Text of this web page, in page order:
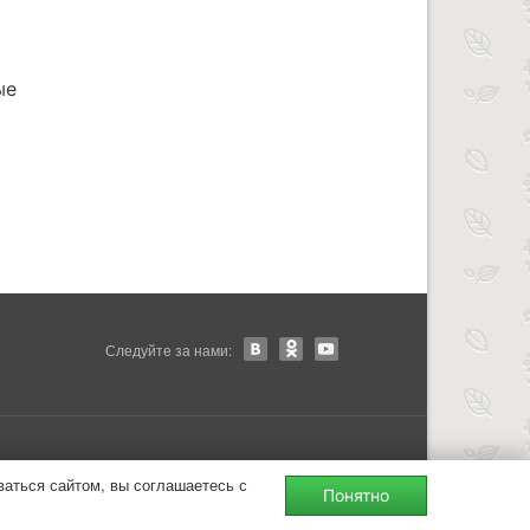
Следуйте за нами:
сайтом, вы соглашаетесь с Понятно